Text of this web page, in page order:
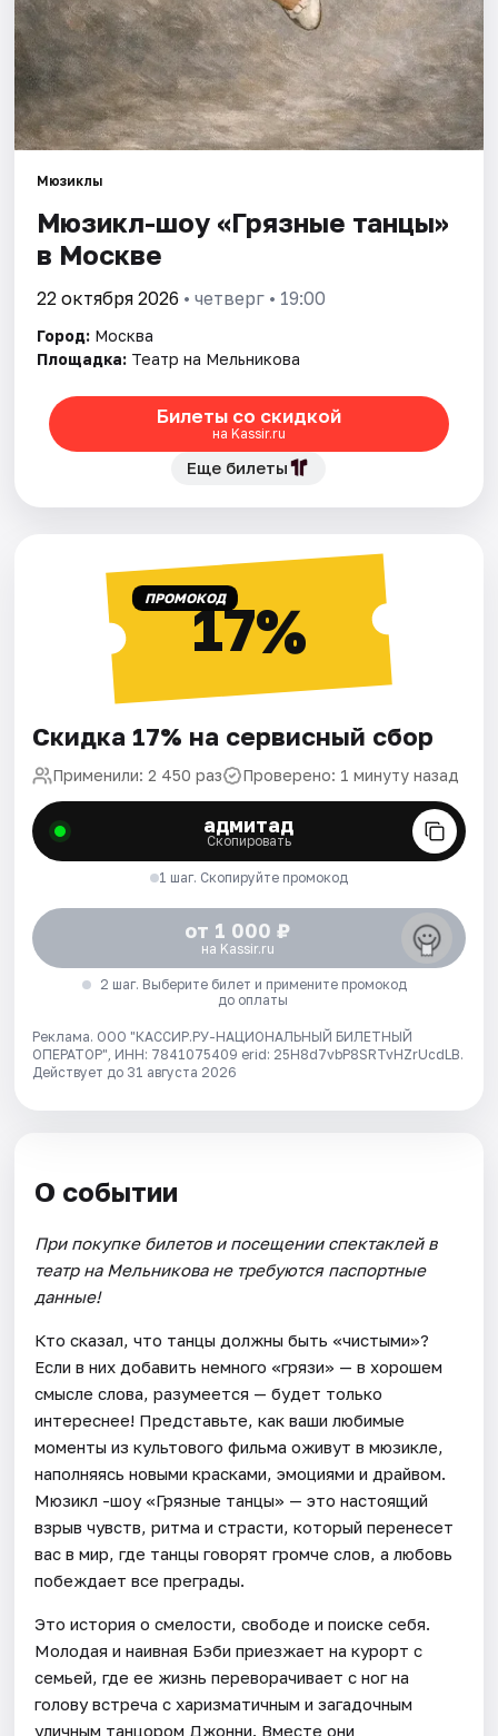
Мюзиклы
Мюзикл-шоу «Грязные танцы»
в Москве
22 октября 2026 • четверг • 19:00
Город: Москва
Площадка: Театр на Мельникова
Билеты со скидкой
на Kassir.ru
Еще билеты
ПРОМОКОД17%
Скидка 17% на сервисный сбор
Применили: 2 450 раз Проверено: 1 минуту назад
адмитад
Скопировать
1 шаг. Скопируйте промокод
от 1 000 ₽
на Kassir.ru
2 шаг. Выберите билет и примените промокод
до оплаты
Реклама. ООО "КАССИР.РУ-НАЦИОНАЛЬНЫЙ БИЛЕТНЫЙ
ОПЕРАТОР", ИНН: 7841075409 erid: 25H8d7vbP8SRTvHZrUcdLB.
Действует до 31 августа 2026
О событии
При покупке билетов и посещении спектаклей в
театр на Мельникова не требуются паспортные
данные!
Кто сказал, что танцы должны быть «чистыми»?
Если в них добавить немного «грязи» — в хорошем
смысле слова, разумеется — будет только
интереснее! Представьте, как ваши любимые
моменты из культового фильма оживут в мюзикле,
наполняясь новыми красками, эмоциями и драйвом.
Мюзикл -шоу «Грязные танцы» — это настоящий
взрыв чувств, ритма и страсти, который перенесет
вас в мир, где танцы говорят громче слов, а любовь
побеждает все преграды.
Это история о смелости, свободе и поиске себя.
Молодая и наивная Бэби приезжает на курорт с
семьей, где ее жизнь переворачивает с ног на
голову встреча с харизматичным и загадочным
уличным танцором Джонни. Вместе они